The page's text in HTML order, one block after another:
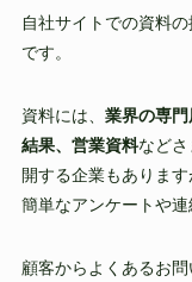
自社サイトでの資料
です。
資料には、 業界の専
結果、営業資料など
開する企業もありま
簡単なアンケートや連
顧客からよくあるお